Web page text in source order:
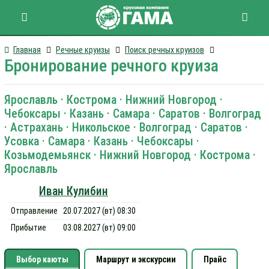
Главная Речные круизы Поиск речных круизов
Бронирование речного круиза
Ярославль · Кострома · Нижний Новгород ·
Чебоксары · Казань · Самара · Саратов · Волгоград
· Астрахань · Никольское · Волгоград · Саратов ·
Усовка · Самара · Казань · Чебоксары ·
Козьмодемьянск · Нижний Новгород · Кострома ·
Ярославль
Иван Кулибин
Отправление
20.07.2027 (вт) 08:30
Прибытие
03.08.2027 (вт) 09:00
Выбор каюты Маршрут и экскурсии Прайс